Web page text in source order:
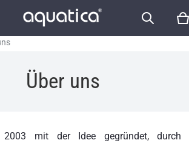
Über uns
2003 mit der Idee gegründet, durch